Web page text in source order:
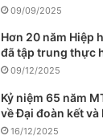
09/09/2025
Hơn 20 năm Hiệp
đã tập trung thực
09/12/2025
Kỷ niệm 65 năm
về Đại đoàn kết
16/12/2025